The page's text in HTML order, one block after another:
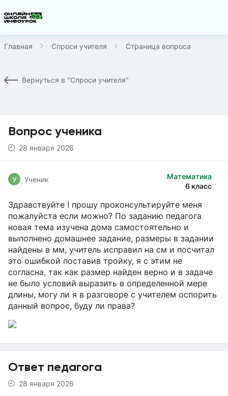
Главная Спроси учителя Страница вопроса
Вернуться в "Спроси учителя"
Вопрос ученика
28 января 2026
Математика
6 класс
У Ученик
Здравствуйте ! прошу проконсультируйте меня
пожалуйста если можно? По заданию педагога
новая тема изучена дома самостоятельно и
выполнено домашнее задание, размеры в задании
найдены в мм, учитель исправил на см и посчитал
это ошибкой поставив тройку, я с этим не
согласна, так как размер найден верно и в задаче
не было условий выразить в определенной мере
длины, могу ли я в разговоре с учителем оспорить
данный вопрос, буду ли права?
Ответ педагога
28 января 2026